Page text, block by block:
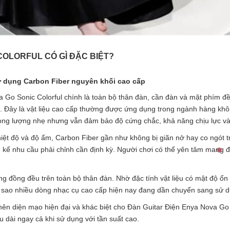
CÓ GÌ ĐẶC BIỆT?
Carbon Fiber nguyên khối cao cấp
Sonic Colorful chính là toàn bộ thân đàn, cần đàn và mặt phím
là vật liệu cao cấp thường được ứng dụng trong ngành hàng
lượng nhẹ nhưng vẫn đảm bảo độ cứng chắc, khả năng chịu lực
độ và độ ẩm, Carbon Fiber gần như không bị giãn nở hay co
nhu cầu phải chỉnh cần định kỳ. Người chơi có thể yên tâm mang
đồng đều trên toàn bộ thân đàn. Nhờ đặc tính vật liệu có mật độ
nhiều dòng nhạc cụ cao cấp hiện nay đang dần chuyển sang sử
diện mạo hiện đại và khác biệt cho Đàn Guitar Điện Enya Nova
ngay cả khi sử dụng với tần suất cao.